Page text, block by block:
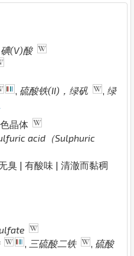
碘(V)酸
硫酸铁(II)，绿矾
绿
晶体
acid（Sulphuric
臭 | 有酸味 | 清澈而黏稠
, 三硫酸二铁 , 硫酸